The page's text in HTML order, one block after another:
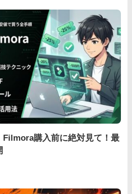
Filmora購入前に絶対見て！最